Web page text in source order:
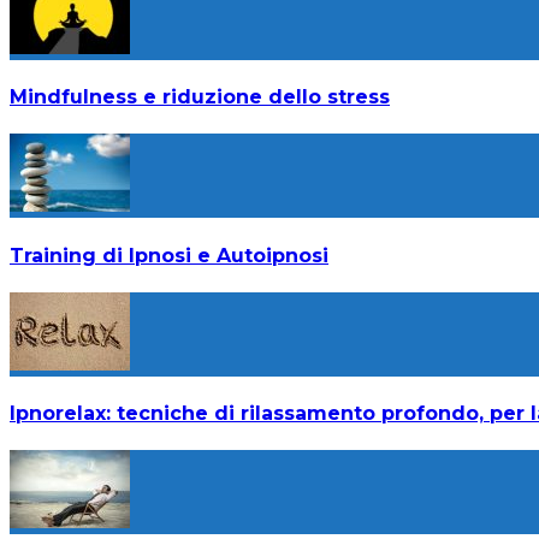
Mindfulness e riduzione dello stress
Training di Ipnosi e Autoipnosi
Ipnorelax: tecniche di rilassamento profondo, per